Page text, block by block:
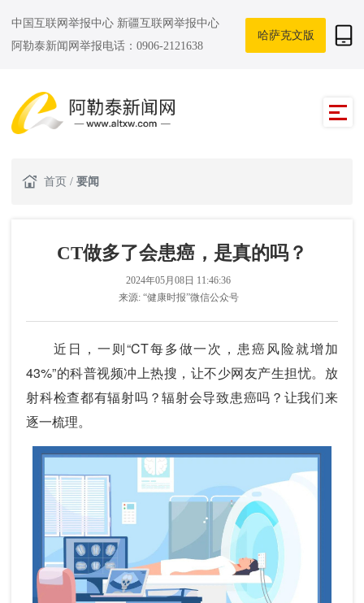
中国互联网举报中心 新疆互联网举报中心
阿勒泰新闻网举报电话：0906-2121638
哈萨克文版
首页 / 要闻
CT做多了会患癌，是真的吗？
2024年05月08日 11:46:36
来源: “健康时报”微信公众号
近日，一则“CT每多做一次，患癌风险就增加
43%”的科普视频冲上热搜，让不少网友产生担忧。放
射科检查都有辐射吗？辐射会导致患癌吗？让我们来
逐一梳理。